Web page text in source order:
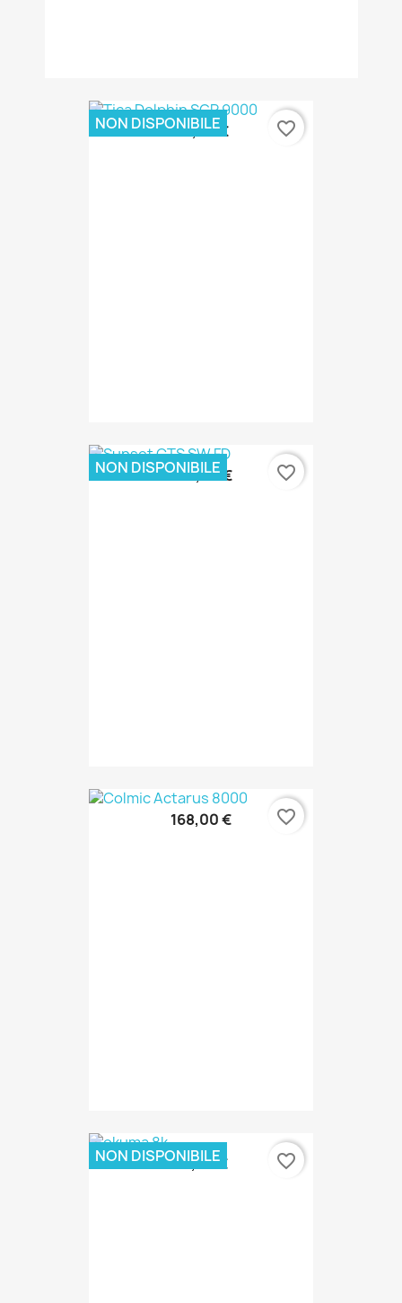
89,00 €
NON DISPONIBILE favorite_border
104,00 €
NON DISPONIBILE favorite_border
168,00 € favorite_border
87,00 €
NON DISPONIBILE favorite_border